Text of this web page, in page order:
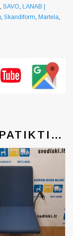
, SAVO, LANAB |
, Skandiform, Martela,